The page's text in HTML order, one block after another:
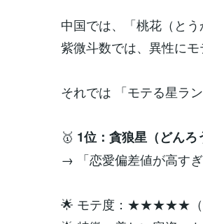
中国では、「桃花（と
紫微斗数では、異性に
それでは 「モテる星ラ
🥇 1位：貪狼星（どんろ
→ 「恋愛偏差値が高す
🌟 モテ度：★★★★★（